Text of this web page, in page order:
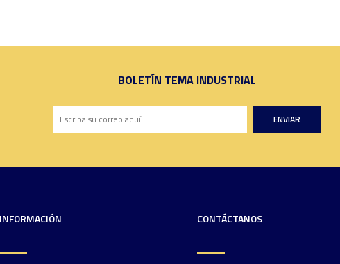
BOLETÍN TEMA INDUSTRIAL
ENVIAR
INFORMACIÓN CONTÁCTANOS